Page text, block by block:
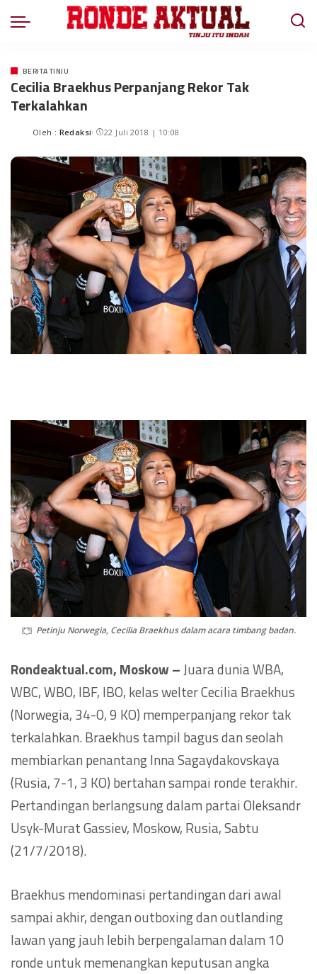
BERITA TINJU
Cecilia Braekhus Perpanjang Rekor Tak
Terkalahkan
Oleh : Redaksi 22 Juli 2018 | 10:08
Petinju Norwegia, Cecilia Braekhus dalam acara timbang badan.
Rondeaktual.com, Moskow –Juara dunia WBA,
WBC, WBO, IBF, IBO, kelas welter Cecilia Braekhus
(Norwegia, 34-0, 9 KO) memperpanjang rekor tak
terkalahkan. Braekhus tampil bagus dan seolah
membiarkan penantang Inna Sagaydakovskaya
(Rusia, 7-1, 3 KO) bertahan sampai ronde terakhir.
Pertandingan berlangsung dalam partai Oleksandr
Usyk-Murat Gassiev, Moskow, Rusia, Sabtu
(21/7/2018).
Braekhus mendominasi pertandingan dari awal
sampai akhir, dengan outboxing dan outlanding
lawan yang jauh lebih berpengalaman dalam 10
ronde untuk memenangkan keputusan angka